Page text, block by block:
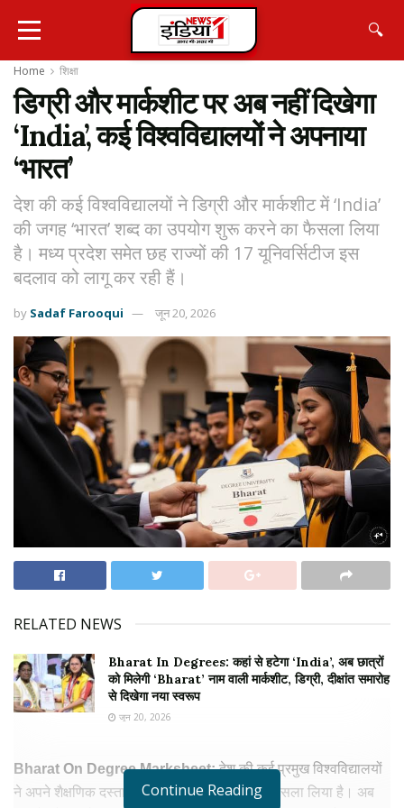
🔍
Home शिक्षा
डिग्री और मार्कशीट पर अब नहीं दिखेगा
‘India’, कई विश्वविद्यालयों ने अपनाया
‘भारत’
देश की कई विश्वविद्यालयों ने डिग्री और मार्कशीट में ‘India’
की जगह ‘भारत’ शब्द का उपयोग शुरू करने का फैसला लिया
है। मध्य प्रदेश समेत छह राज्यों की 17 यूनिवर्सिटीज इस
बदलाव को लागू कर रही हैं।
by Sadaf Farooqui जून 20, 2026
RELATED NEWS
Bharat In Degrees: कहां से हटेगा ‘India’, अब छात्रों
को मिलेगी ‘Bharat’ नाम वाली मार्कशीट, डिग्री, दीक्षांत समारोह
से दिखेगा नया स्वरूप
जून 20, 2026
Bharat On Degree Marksheet:देश की कई प्रमुख विश्वविद्यालयों
ने अपने शैक्षणिक दस्तावेजों में बड़ा बदलाव करने का फैसला लिया है। अब
Continue Reading